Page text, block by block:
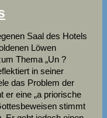
Saal des Hotels
Löwen
Thema „Un ?
in seiner
das Problem der
er eine „a priorische
stimmt